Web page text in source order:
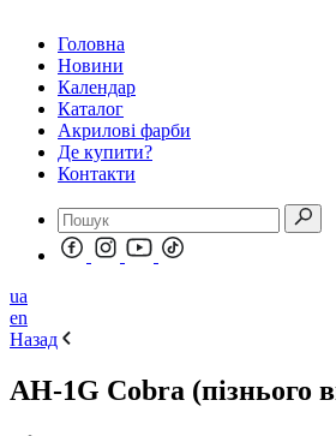
Головна
Новини
Календар
Каталог
Акрилові фарби
Де купити?
Контакти
ua
en
Назад
AH-1G Cobra (пізнього